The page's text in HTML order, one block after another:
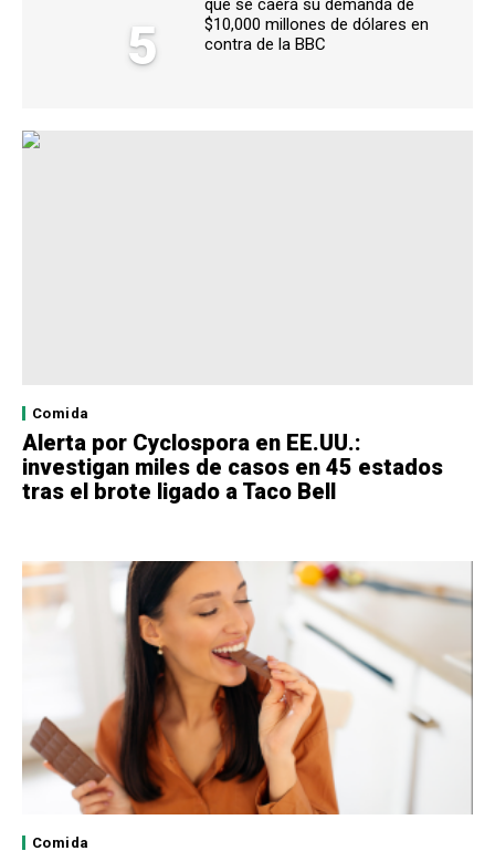
5
que se caerá su demanda de
$10,000 millones de dólares en
contra de la BBC
Comida
Alerta por Cyclospora en EE.UU.:
investigan miles de casos en 45 estados
tras el brote ligado a Taco Bell
Comida